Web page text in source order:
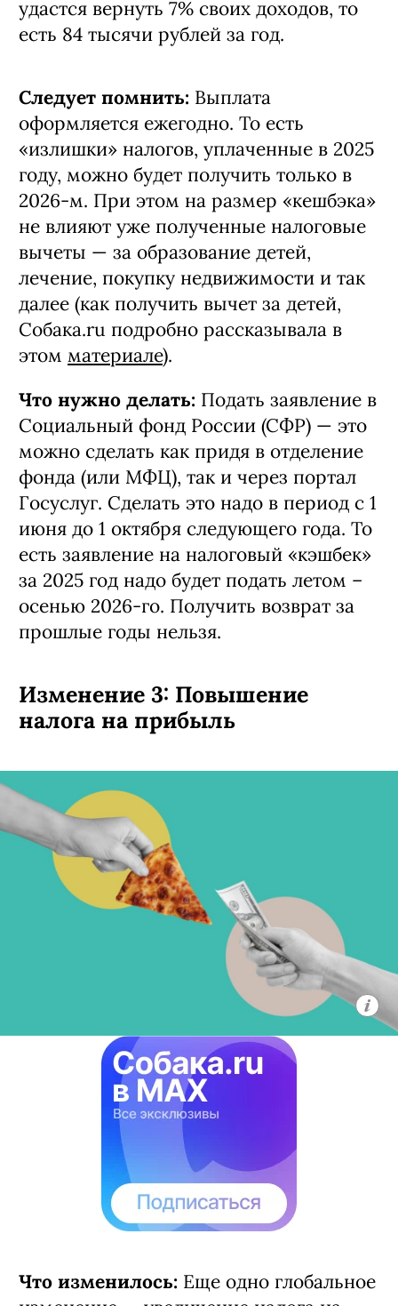
удастся вернуть 7% своих доходов, то
есть 84 тысячи рублей за год.
Следует помнить: Выплата
оформляется ежегодно. То есть
«излишки» налогов, уплаченные в 2025
году, можно будет получить только в
2026-м. При этом на размер «кешбэка»
не влияют уже полученные налоговые
вычеты — за образование детей,
лечение, покупку недвижимости и так
далее (как получить вычет за детей,
Собака.ru подробно рассказывала в
этом материале).
Что нужно делать: Подать заявление в
Социальный фонд России (СФР) — это
можно сделать как придя в отделение
фонда (или МФЦ), так и через портал
Госуслуг. Сделать это надо в период с 1
июня до 1 октября следующего года. То
есть заявление на налоговый «кэшбек»
за 2025 год надо будет подать летом –
осенью 2026-го. Получить возврат за
прошлые годы нельзя.
Изменение 3: Повышение
налога на прибыль